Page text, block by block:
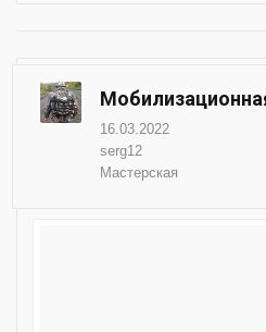
16.03.2022
serg12
Мастерская